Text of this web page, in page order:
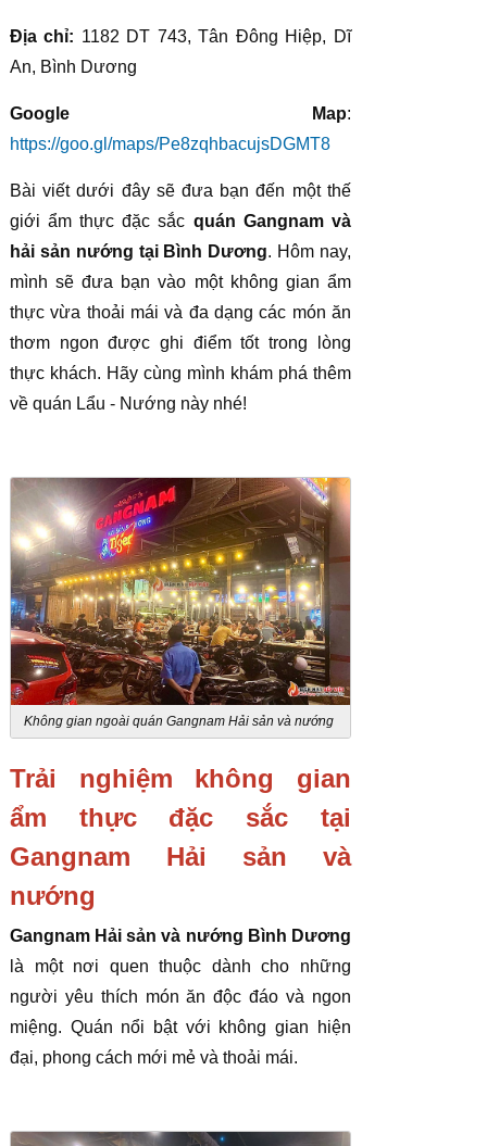
Địa chỉ: 1182 DT 743, Tân Đông Hiệp, Dĩ
An, Bình Dương
Google Map:
https://goo.gl/maps/Pe8zqhbacujsDGMT8
Bài viết dưới đây sẽ đưa bạn đến một thế
giới ẩm thực đặc sắc quán Gangnam và
hải sản nướng tại Bình Dương. Hôm nay,
mình sẽ đưa bạn vào một không gian ẩm
thực vừa thoải mái và đa dạng các món ăn
thơm ngon được ghi điểm tốt trong lòng
thực khách. Hãy cùng mình khám phá thêm
về quán Lẩu - Nướng này nhé!
Không gian ngoài quán Gangnam Hải sản và nướng
Trải nghiệm không gian
ẩm thực đặc sắc tại
Gangnam Hải sản và
nướng
Gangnam Hải sản và nướng Bình Dương
là một nơi quen thuộc dành cho những
người yêu thích món ăn độc đáo và ngon
miệng. Quán nổi bật với không gian hiện
đại, phong cách mới mẻ và thoải mái.